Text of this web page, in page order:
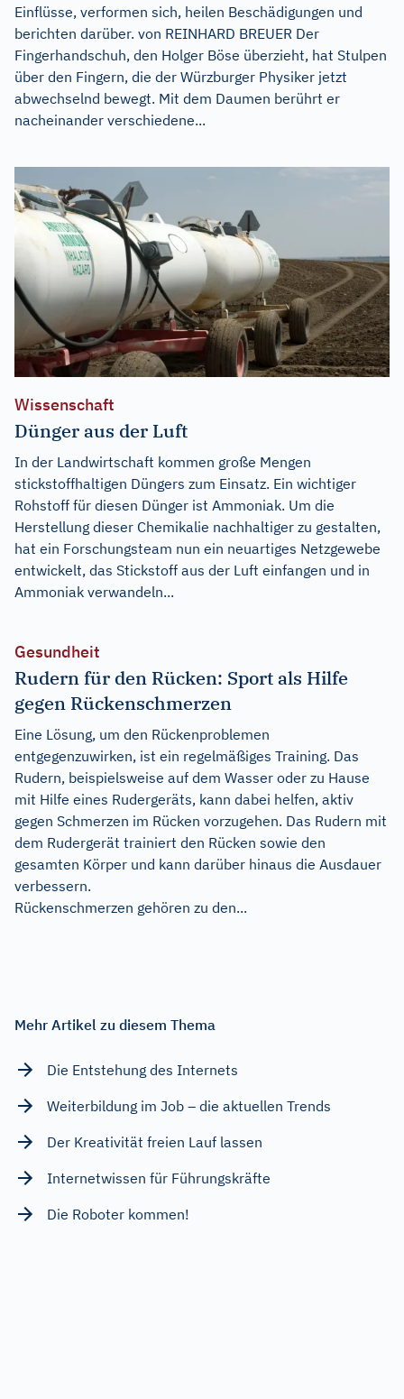
Einflüsse, verformen sich, heilen Beschädigungen und
berichten darüber. von REINHARD BREUER Der
Fingerhandschuh, den Holger Böse überzieht, hat Stulpen
über den Fingern, die der Würzburger Physiker jetzt
abwechselnd bewegt. Mit dem Daumen berührt er
nacheinander verschiedene...
Wissenschaft
Dünger aus der Luft
In der Landwirtschaft kommen große Mengen
stickstoffhaltigen Düngers zum Einsatz. Ein wichtiger
Rohstoff für diesen Dünger ist Ammoniak. Um die
Herstellung dieser Chemikalie nachhaltiger zu gestalten,
hat ein Forschungsteam nun ein neuartiges Netzgewebe
entwickelt, das Stickstoff aus der Luft einfangen und in
Ammoniak verwandeln...
Gesundheit
Rudern für den Rücken: Sport als Hilfe
gegen Rückenschmerzen
Eine Lösung, um den Rückenproblemen
entgegenzuwirken, ist ein regelmäßiges Training. Das
Rudern, beispielsweise auf dem Wasser oder zu Hause
mit Hilfe eines Rudergeräts, kann dabei helfen, aktiv
gegen Schmerzen im Rücken vorzugehen. Das Rudern mit
dem Rudergerät trainiert den Rücken sowie den
gesamten Körper und kann darüber hinaus die Ausdauer
verbessern.
Rückenschmerzen gehören zu den...
Mehr Artikel zu diesem Thema
Die Entstehung des Internets
Weiterbildung im Job – die aktuellen Trends
Der Kreativität freien Lauf lassen
Internetwissen für Führungskräfte
Die Roboter kommen!